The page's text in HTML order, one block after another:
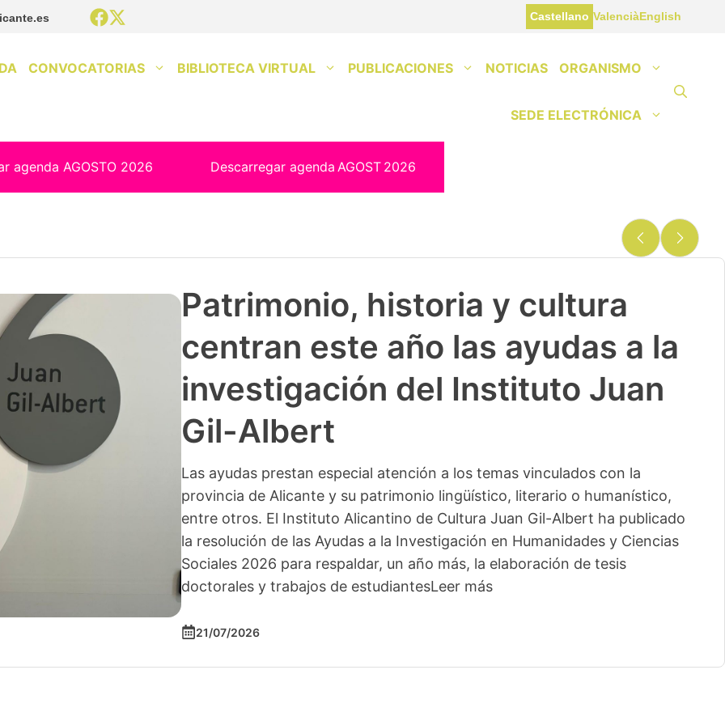
Castellano ValenciàEnglish
CONVOCATORIAS BIBLIOTECA VIRTUAL PUBLICACIONES NOTICIAS ORGANISMO
SEDE ELECTRÓNICA
agenda AGOSTO 2026 Descarregar agenda AGOST 2026
Patrimonio, historia y cultura
centran este año las ayudas a la
investigación del Instituto Juan
Gil-Albert
Las ayudas prestan especial atención a los temas vinculados con la
provincia de Alicante y su patrimonio lingüístico, literario o humanístico,
entre otros. El Instituto Alicantino de Cultura Juan Gil-Albert ha publicado
la resolución de las Ayudas a la Investigación en Humanidades y Ciencias
Sociales 2026 para respaldar, un año más, la elaboración de tesis
doctorales y trabajos de estudiantesLeer más
21/07/2026